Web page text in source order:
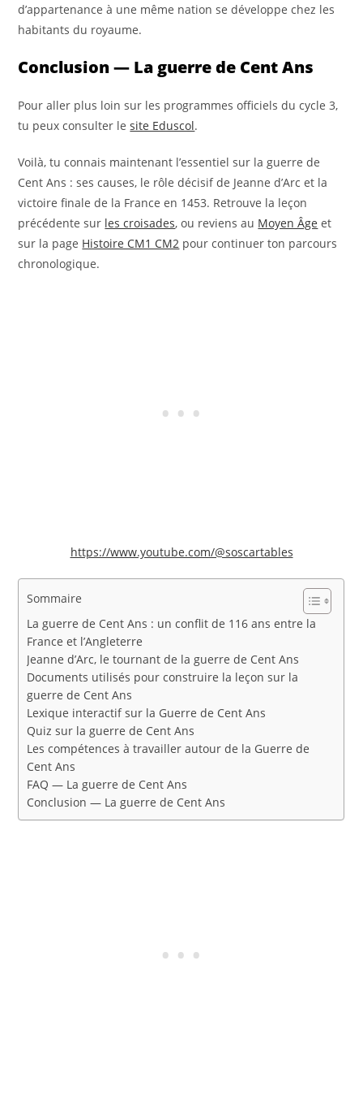
d’appartenance à une même nation se développe chez les
habitants du royaume.
Conclusion — La guerre de Cent Ans
Pour aller plus loin sur les programmes officiels du cycle 3,
tu peux consulter lesite Eduscol.
Voilà, tu connais maintenant l’essentiel sur la guerre de
Cent Ans : ses causes, le rôle décisif de Jeanne d’Arc et la
victoire finale de la France en 1453. Retrouve la leçon
précédente sur les croisades, ou reviens au Moyen Âge et
sur la page Histoire CM1 CM2 pour continuer ton parcours
chronologique.
https://www.youtube.com/@soscartables
Sommaire
La guerre de Cent Ans : un conflit de 116 ans entre la
France et l’Angleterre
Jeanne d’Arc, le tournant de la guerre de Cent Ans
Documents utilisés pour construire la leçon sur la
guerre de Cent Ans
Lexique interactif sur la Guerre de Cent Ans
Quiz sur la guerre de Cent Ans
Les compétences à travailler autour de la Guerre de
Cent Ans
FAQ — La guerre de Cent Ans
Conclusion — La guerre de Cent Ans